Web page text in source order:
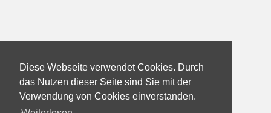
Diese Webseite verwendet Cookies. Durch
das Nutzen dieser Seite sind Sie mit der
Verwendung von Cookies einverstanden.